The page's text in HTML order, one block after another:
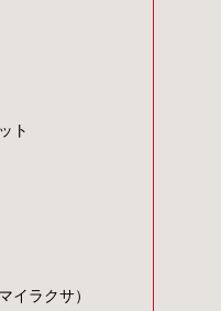
ト
イラクサ）